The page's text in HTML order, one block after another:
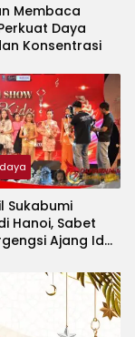
Membaca
Daya
Konsentrasi
Sukabumi
Hanoi, Sabet
Ajang Idol